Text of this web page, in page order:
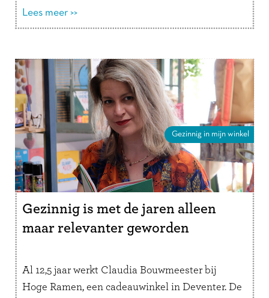
verder
Lees meer >>
Gezinnig in mijn winkel
Gezinnig is met de jaren alleen
maar relevanter geworden
Al 12,5 jaar werkt Claudia Bouwmeester bij
Hoge Ramen, een cadeauwinkel in Deventer. De